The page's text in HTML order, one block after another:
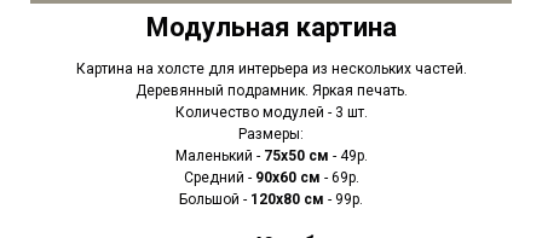
Модульная картина
Картина на холсте для интерьера из нескольких частей.
Деревянный подрамник. Яркая печать.
Количество модулей - 3 шт.
Размеры:
Маленький - 75х50 см - 49р.
Средний - 90x60 см - 69р.
Большой - 120х80 см - 99р.